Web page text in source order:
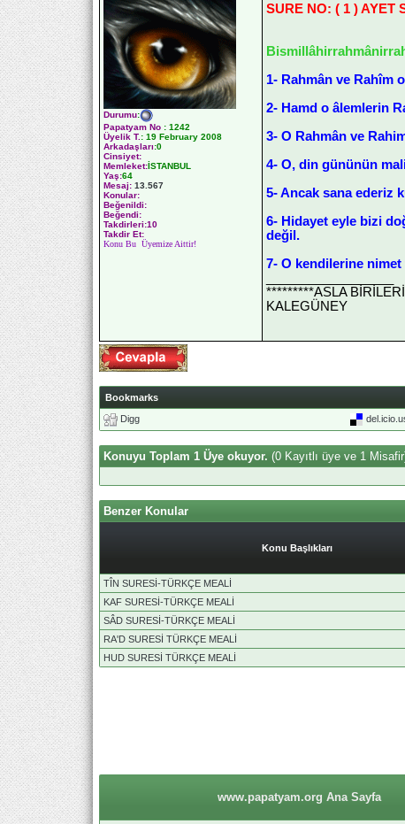
Durumu:
Papatyam No : 1242
Üyelik T.: 19 February 2008
Arkadaşları:0
Cinsiyet:
Memleket:İSTANBUL
Yaş:64
Mesaj: 13.567
Konular:
Beğenildi:
Beğendi:
Takdirleri:10
Takdir Et:
Konu Bu Üyemize Aittir!
SURE NO: ( 1 ) AYET
1- Rahmân ve Rahîm
2- Hamd o âlemlerin
3- O Rahmân ve
4- O, din gününün
5- Ancak sana ederiz
6- Hidayet eyle bizi
değil.
7- O kendilerine nimet
*********ASLA
KALEGÜNEY
Bookmarks
Digg
Konuyu Toplam 1 Üye okuyor. (0 Kayıtlı üye ve 1
Benzer Konular
Konu Başlıkları
TÎN SURESİ-TÜRKÇE MEALİ
KAF SURESİ-TÜRKÇE MEALİ
SÂD SURESİ-TÜRKÇE MEALİ
RA'D SURESİ TÜRKÇE MEALİ
HUD SURESİ TÜRKÇE MEALİ
www.papatyam.org Ana Sayfa